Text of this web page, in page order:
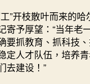
”开枝散叶而来的
寄予厚望：“当年老
要抓教育、抓科技
定人才队伍，培养
去建设！”